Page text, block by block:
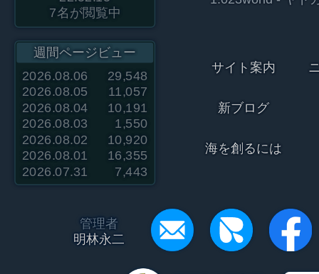
7名が閲覧中
週間ページビュー
2026.08.06
29,548
2026.08.05
11,057
2026.08.04
10,191
2026.08.03
1,550
2026.08.02
10,920
2026.08.01
16,355
2026.07.31
7,443
サイト案内
新ブログ
海を創るには
管理者
明林永二